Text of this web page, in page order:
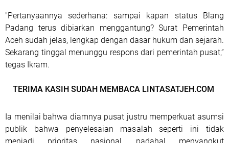
"Pertanyaannya sederhana: sampai kapan status Blang
Padang terus dibiarkan menggantung? Surat Pemerintah
Aceh sudah jelas, lengkap dengan dasar hukum dan sejarah.
Sekarang tinggal menunggu respons dari pemerintah pusat,”
tegas Ikram.
TERIMA KASIH SUDAH MEMBACA LINTASATJEH.COM
Ia menilai bahwa diamnya pusat justru memperkuat asumsi
publik bahwa penyelesaian masalah seperti ini tidak